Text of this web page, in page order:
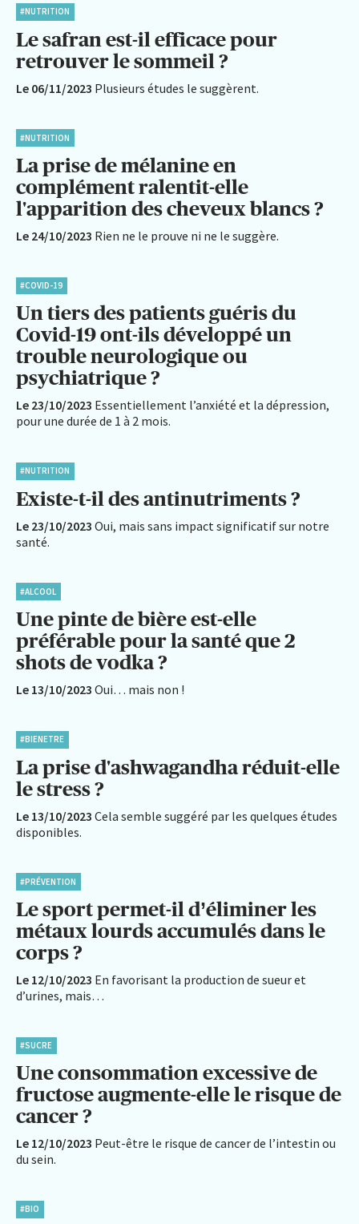
#NUTRITION
Le safran est-il efficace pour
retrouver le sommeil ?
Le 06/11/2023 Plusieurs études le suggèrent.
#NUTRITION
La prise de mélanine en
complément ralentit-elle
l'apparition des cheveux blancs ?
Le 24/10/2023 Rien ne le prouve ni ne le suggère.
#COVID-19
Un tiers des patients guéris du
Covid-19 ont-ils développé un
trouble neurologique ou
psychiatrique ?
Le 23/10/2023 Essentiellement l’anxiété et la dépression,
pour une durée de 1 à 2 mois.
#NUTRITION
Existe-t-il des antinutriments ?
Le 23/10/2023 Oui, mais sans impact significatif sur notre
santé.
#ALCOOL
Une pinte de bière est-elle
préférable pour la santé que 2
shots de vodka ?
Le 13/10/2023 Oui… mais non !
#BIENETRE
La prise d'ashwagandha réduit-elle
le stress ?
Le 13/10/2023 Cela semble suggéré par les quelques études
disponibles.
#PRÉVENTION
Le sport permet-il d’éliminer les
métaux lourds accumulés dans le
corps ?
Le 12/10/2023 En favorisant la production de sueur et
d’urines, mais…
#SUCRE
Une consommation excessive de
fructose augmente-elle le risque de
cancer ?
Le 12/10/2023 Peut-être le risque de cancer de l’intestin ou
du sein.
#BIO